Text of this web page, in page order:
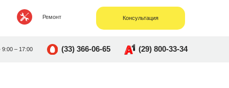
Ремонт Консультация
9:00 – 17:00 (33) 366-06-65 (29) 800-33-34